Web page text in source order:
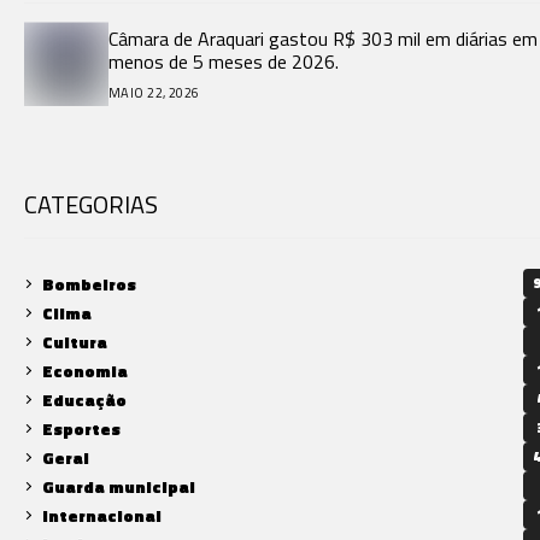
Câmara de Araquari gastou R$ 303 mil em diárias em
menos de 5 meses de 2026.
MAIO 22, 2026
CATEGORIAS
Bombeiros
Clima
Cultura
Economia
Educação
Esportes
Geral
Guarda municipal
Internacional